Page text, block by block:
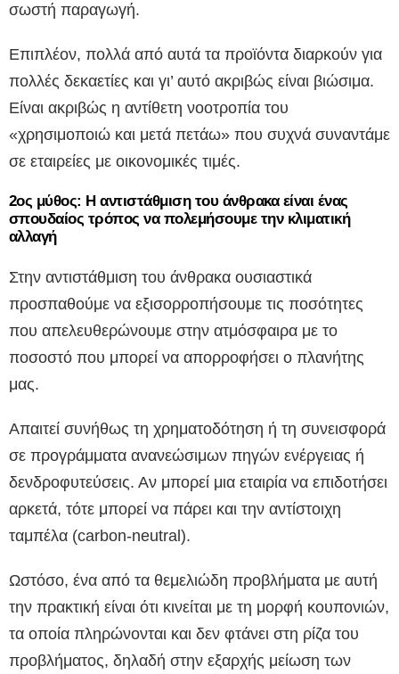
σωστή παραγωγή.
Επιπλέον, πολλά από αυτά τα προϊόντα διαρκούν για
πολλές δεκαετίες και γι’ αυτό ακριβώς είναι βιώσιμα.
Είναι ακριβώς η αντίθετη νοοτροπία του
«χρησιμοποιώ και μετά πετάω» που συχνά συναντάμε
σε εταιρείες με οικονομικές τιμές.
2ος μύθος: Η αντιστάθμιση του άνθρακα είναι ένας
σπουδαίος τρόπος να πολεμήσουμε την κλιματική
αλλαγή
Στην αντιστάθμιση του άνθρακα ουσιαστικά
προσπαθούμε να εξισορροπήσουμε τις ποσότητες
που απελευθερώνουμε στην ατμόσφαιρα με το
ποσοστό που μπορεί να απορροφήσει ο πλανήτης
μας.
Απαιτεί συνήθως τη χρηματοδότηση ή τη συνεισφορά
σε προγράμματα ανανεώσιμων πηγών ενέργειας ή
δενδροφυτεύσεις. Αν μπορεί μια εταιρία να επιδοτήσει
αρκετά, τότε μπορεί να πάρει και την αντίστοιχη
ταμπέλα (carbon-neutral).
Ωστόσο, ένα από τα θεμελιώδη προβλήματα με αυτή
την πρακτική είναι ότι κινείται με τη μορφή κουπονιών,
τα οποία πληρώνονται και δεν φτάνει στη ρίζα του
προβλήματος, δηλαδή στην εξαρχής μείωση των